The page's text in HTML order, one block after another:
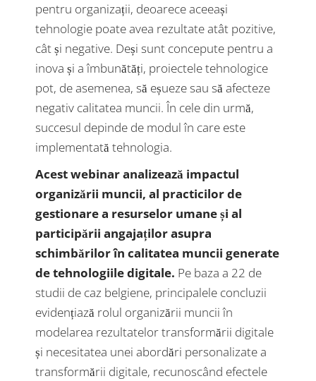
pentru organizații, deoarece aceeași
tehnologie poate avea rezultate atât pozitive,
cât și negative. Deși sunt concepute pentru a
inova și a îmbunătăți, proiectele tehnologice
pot, de asemenea, să eșueze sau să afecteze
negativ calitatea muncii. În cele din urmă,
succesul depinde de modul în care este
implementată tehnologia.
Acest webinar analizează impactul
organizării muncii, al practicilor de
gestionare a resurselor umane și al
participării angajaților asupra
schimbărilor în calitatea muncii generate
de tehnologiile digitale. Pe baza a 22 de
studii de caz belgiene, principalele concluzii
evidențiază rolul organizării muncii în
modelarea rezultatelor transformării digitale
și necesitatea unei abordări personalizate a
transformării digitale, recunoscând efectele